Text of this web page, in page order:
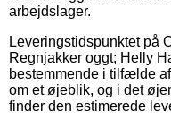
arbejdslager.
Leveringstidspunktet på
Regnjakker oggt; Helly
bestemmende i tilfælde
om et øjeblik, og i det
finder den estimerede